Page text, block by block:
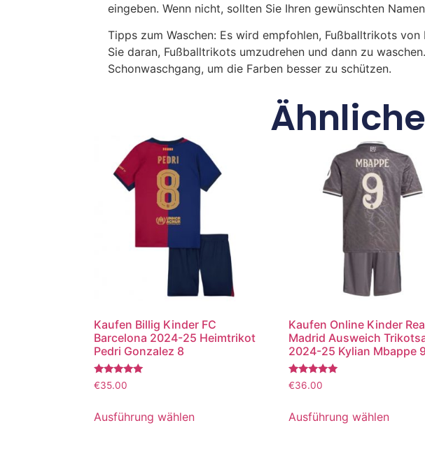
eingeben. Wenn nicht, sollten Sie Ihren gewünschten
Tipps zum Waschen: Es wird empfohlen, Fußballtrikots
Sie daran, Fußballtrikots umzudrehen und dann zu
Schonwaschgang, um die Farben besser zu schützen.
Kaufen Billig Kinder FC
Barcelona 2024-25 Heimtrikot
Pedri Gonzalez 8
Bewertet
mit
von 5
€35.00
Ausführung wählen
Kaufen Online Kinder
Madrid Ausweich
2024-25 Kylian Mbappe
Bewertet
mit
von 5
€36.00
Ausführung wählen